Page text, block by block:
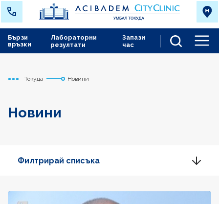
Лабораторни
резултати
Запази
час
Бързи
връзки
Начало
Токуда Новини
Новини
Филтрирай списъка